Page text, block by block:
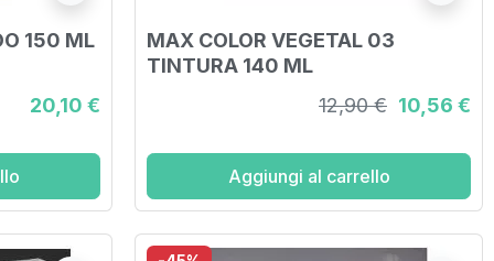
150 ML
20,10 €
MAX COLOR VEGETAL 03
TINTURA 140 ML
12,90 € 10,56 €
Aggiungi al carrello